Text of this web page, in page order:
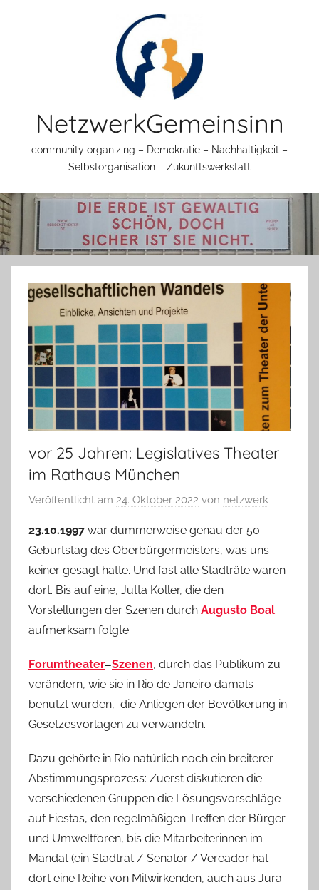
NetzwerkGemeinsinn
community organizing – Demokratie – Nachhaltigkeit –
Selbstorganisation – Zukunftswerkstatt
vor 25 Jahren: Legislatives Theater
im Rathaus München
Veröffentlicht am 24. Oktober 2022 von netzwerk
23.10.1997 war dummerweise genau der 50.
Geburtstag des Oberbürgermeisters, was uns
keiner gesagt hatte. Und fast alle Stadträte waren
dort. Bis auf eine, Jutta Koller, die den
Vorstellungen der Szenen durch Augusto Boal
aufmerksam folgte.
Forumtheater–Szenen, durch das Publikum zu
verändern, wie sie in Rio de Janeiro damals
benutzt wurden, die Anliegen der Bevölkerung in
Gesetzesvorlagen zu verwandeln.
Dazu gehörte in Rio natürlich noch ein breiterer
Abstimmungsprozess: Zuerst diskutieren die
verschiedenen Gruppen die Lösungsvorschläge
auf Fiestas, den regelmäßigen Treffen der Bürger-
und Umweltforen, bis die Mitarbeiterinnen im
Mandat (ein Stadtrat / Senator / Vereador hat
dort eine Reihe von Mitwirkenden, auch aus Jura